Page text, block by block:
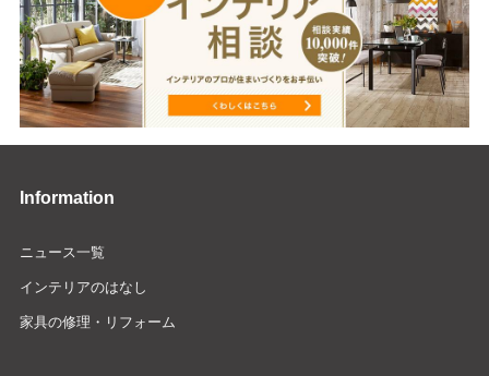
Information
ニュース一覧
インテリアのはなし
家具の修理・リフォーム